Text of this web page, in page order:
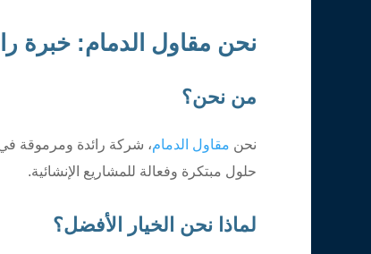
نحن مقاول الدمام: خبرة
من نحن؟
نحن مقاول الدمام، شركة رائدة ومرموقة في
حلول مبتكرة وفعالة للمشاريع الإنشائية.
لماذا نحن الخيار الأفضل؟